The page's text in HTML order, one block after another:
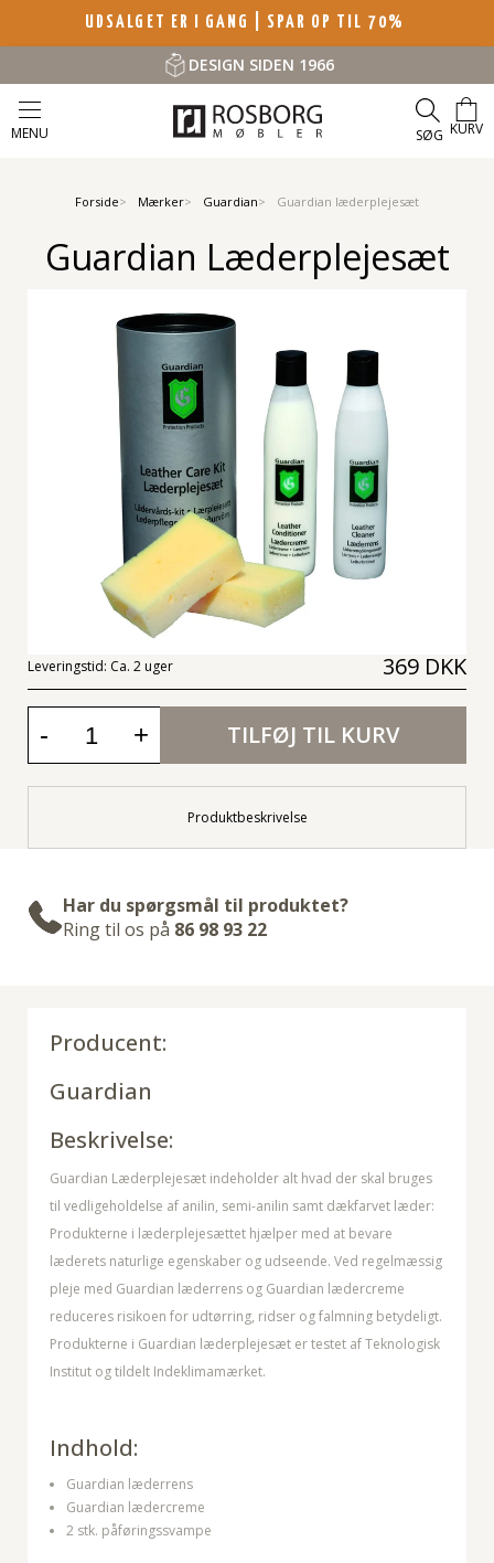
UDSALGET ER I GANG | SPAR OP TIL 70%
DESIGN SIDEN 1966
MENU SØG KURV
Forside Mærker Guardian Guardian læderplejesæt
Guardian Læderplejesæt
Leveringstid: Ca. 2 uger 369 DKK
- + TILFØJ TIL KURV
Produktbeskrivelse
Har du spørgsmål til produktet?
Ring til os på 86 98 93 22
Producent:
Guardian
Beskrivelse:
Guardian Læderplejesæt indeholder alt hvad der skal bruges
til vedligeholdelse af anilin, semi-anilin samt dækfarvet læder:
Produkterne i læderplejesættet hjælper med at bevare
læderets naturlige egenskaber og udseende. Ved regelmæssig
pleje med Guardian læderrens og Guardian lædercreme
reduceres risikoen for udtørring, ridser og falmning betydeligt.
Produkterne i Guardian læderplejesæt er testet af Teknologisk
Institut og tildelt Indeklimamærket.
Indhold:
Guardian læderrens
Guardian lædercreme
2 stk. påføringssvampe